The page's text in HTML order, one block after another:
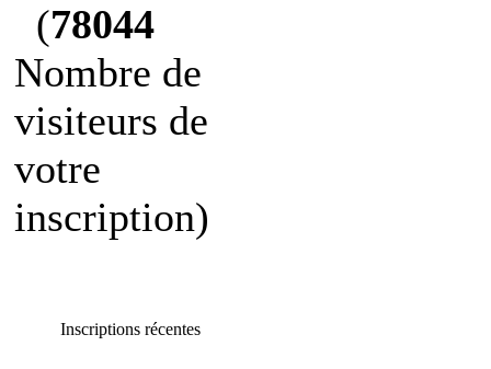
(78044
Nombre de
visiteurs de
votre
inscription)
Inscriptions récentes